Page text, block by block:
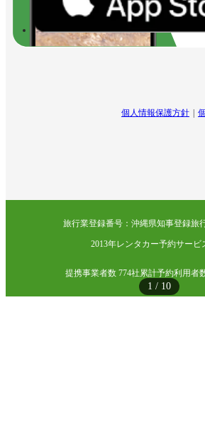
1 / 10
個人情報保護方針
旅行業登録番号：沖縄県知事登録旅
2013年レンタカー予約サービ
提携事業者数 774社累計予約利用者